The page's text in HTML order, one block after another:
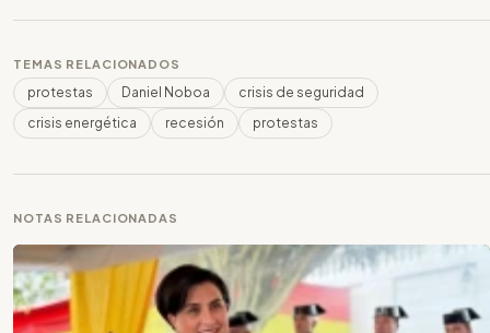
TEMAS RELACIONADOS
protestas Daniel Noboa
crisis de seguridad
crisis energética
recesión protestas
NOTAS RELACIONADAS